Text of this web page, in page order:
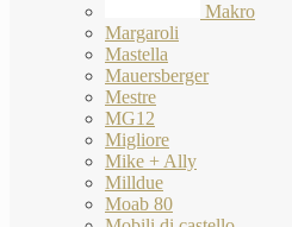
Makro
Margaroli
Mastella
Mauersberger
Mestre
MG12
Migliore
Mike + Ally
Milldue
Moab 80